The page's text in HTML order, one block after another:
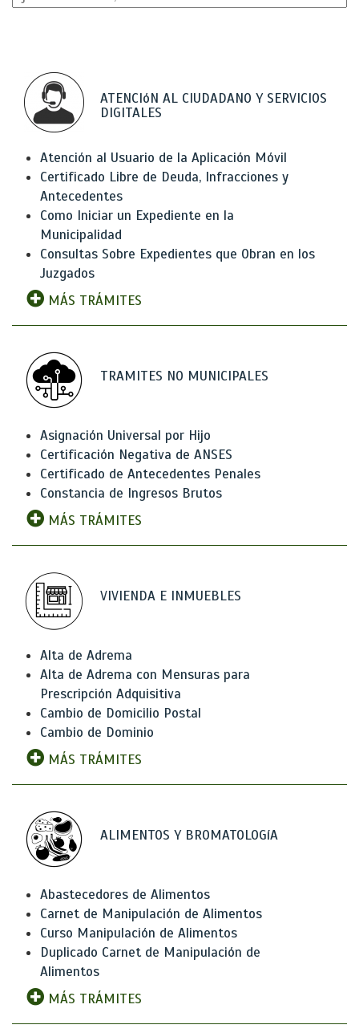
ATENCIóN AL CIUDADANO Y SERVICIOS
DIGITALES
Atención al Usuario de la Aplicación Móvil
Certificado Libre de Deuda, Infracciones y
Antecedentes
Como Iniciar un Expediente en la
Municipalidad
Consultas Sobre Expedientes que Obran en los
Juzgados
MÁS TRÁMITES
TRAMITES NO MUNICIPALES
Asignación Universal por Hijo
Certificación Negativa de ANSES
Certificado de Antecedentes Penales
Constancia de Ingresos Brutos
MÁS TRÁMITES
VIVIENDA E INMUEBLES
Alta de Adrema
Alta de Adrema con Mensuras para
Prescripción Adquisitiva
Cambio de Domicilio Postal
Cambio de Dominio
MÁS TRÁMITES
ALIMENTOS Y BROMATOLOGíA
Abastecedores de Alimentos
Carnet de Manipulación de Alimentos
Curso Manipulación de Alimentos
Duplicado Carnet de Manipulación de
Alimentos
MÁS TRÁMITES